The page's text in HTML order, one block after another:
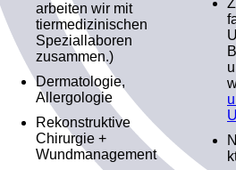
arbeiten wir mit
tiermedizinischen
Speziallaboren
zusammen.)
Dermatologie,
Allergologie
Rekonstruktive
Chirurgie +
Wundmanagement